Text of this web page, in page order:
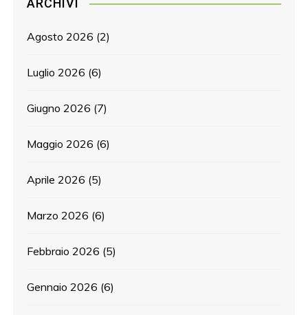
ARCHIVI
Agosto 2026 (2)
Luglio 2026 (6)
Giugno 2026 (7)
Maggio 2026 (6)
Aprile 2026 (5)
Marzo 2026 (6)
Febbraio 2026 (5)
Gennaio 2026 (6)